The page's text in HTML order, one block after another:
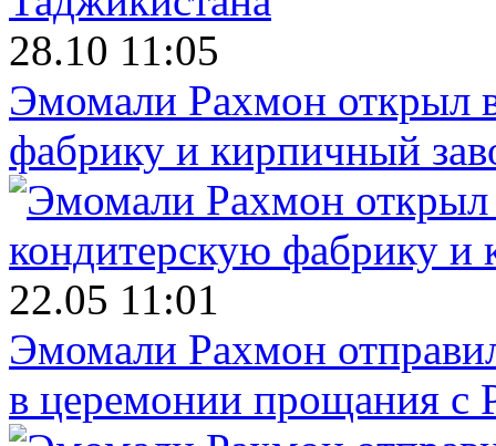
28.10 11:05
Эмомали Рахмон открыл
фабрику и кирпичный
22.05 11:01
Эмомали Рахмон
в церемонии прощания с